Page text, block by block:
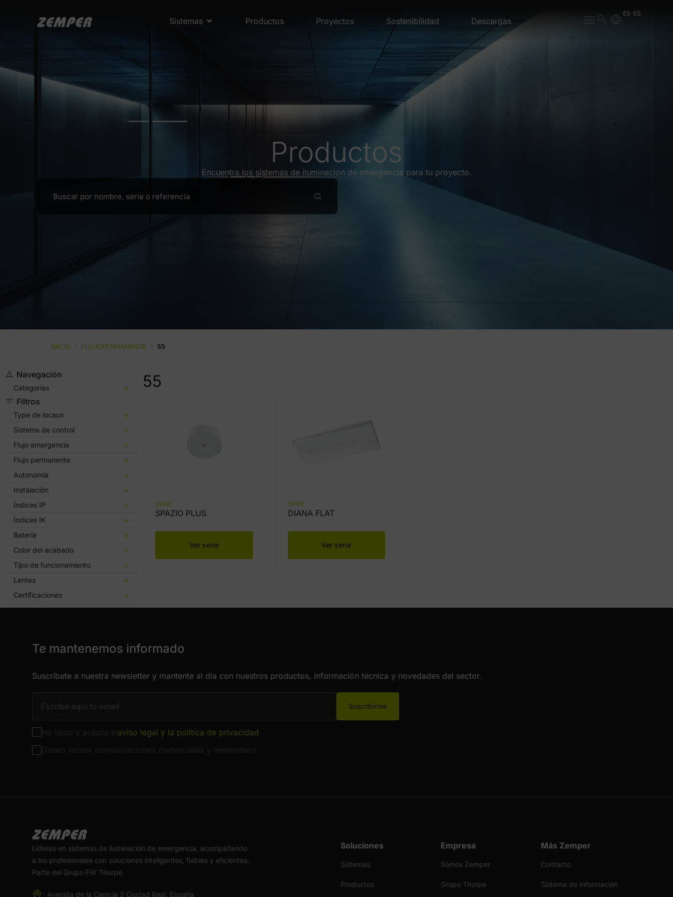
Sistemas Productos Proyectos Sostenibilidad Descargas
ES-ES
Productos
Encuentra los sistemas de iluminación de emergencia para tu proyecto.
INICIO › FLUJOPERMANENTE › 55
Navegación
Categorías
Filtros
Type de locaux
Sistema de control
Flujo emergencia
Flujo permanente
Autonomía
Instalación
Índices IP
Índices IK
Batería
Color del acabado
Tipo de funcionamiento
Lentes
Certificaciones
55
SERIE
SPAZIO PLUS
Ver serie
SERIE
DIANA FLAT
Ver serie
Te mantenemos informado
Suscríbete a nuestra newsletter y mantente al día con nuestros productos, información técnica y novedades del sector.
Suscribirme
aviso legal y la política de privacidad
Líderes en sistemas de iluminación de emergencia, acompañando
a los profesionales con soluciones inteligentes, fiables y eficientes.
Parte del Grupo FW Thorpe.
Avenida de la Ciencia 3 Ciudad Real, España
Soluciones
Sistemas
Productos
Empresa
Somos Zemper
Grupo Thorpe
Más Zemper
Contacto
Sistema de Información